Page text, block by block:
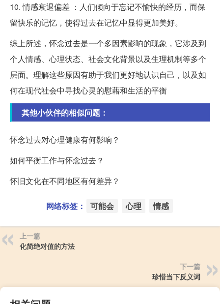
10. 情感衰退偏差 ：人们倾向于忘记不愉快的经历，而保
留快乐的记忆，使得过去在记忆中显得更加美好。
综上所述，怀念过去是一个多因素影响的现象，它涉及到
个人情感、心理状态、社会文化背景以及生理机制等多个
层面。理解这些原因有助于我们更好地认识自己，以及如
何在现代社会中寻找心灵的慰藉和生活的平衡
其他小伙伴的相似问题：
怀念过去对心理健康有何影响？
如何平衡工作与怀念过去？
怀旧文化在不同地区有何差异？
网络标签： 可能会 心理 情感
上一篇
化简绝对值的方法
下一篇
珍惜当下反义词